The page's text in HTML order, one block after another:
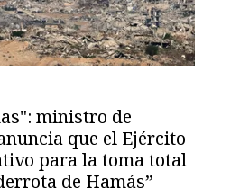
ministro de
que el Ejército
para la toma total
de Hamás”